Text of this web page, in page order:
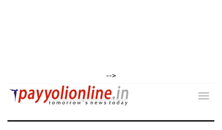
-->